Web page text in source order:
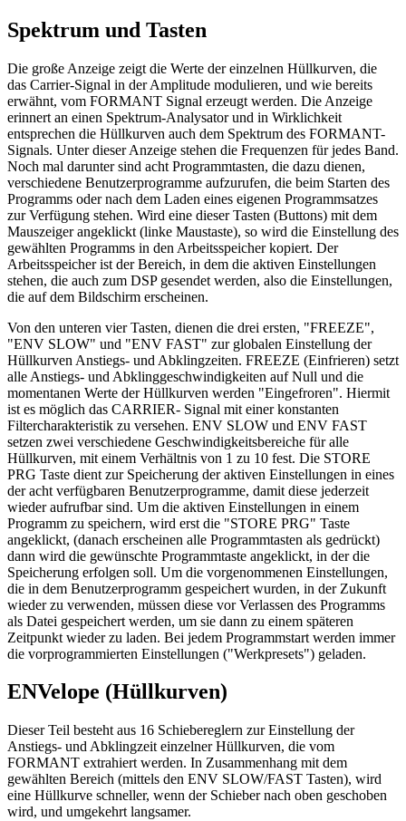
Spektrum und Tasten
Die große Anzeige zeigt die Werte der einzelnen Hüllkurven, die
das Carrier-Signal in der Amplitude modulieren, und wie bereits
erwähnt, vom FORMANT Signal erzeugt werden. Die Anzeige
erinnert an einen Spektrum-Analysator und in Wirklichkeit
entsprechen die Hüllkurven auch dem Spektrum des FORMANT-
Signals. Unter dieser Anzeige stehen die Frequenzen für jedes Band.
Noch mal darunter sind acht Programmtasten, die dazu dienen,
verschiedene Benutzerprogramme aufzurufen, die beim Starten des
Programms oder nach dem Laden eines eigenen Programmsatzes
zur Verfügung stehen. Wird eine dieser Tasten (Buttons) mit dem
Mauszeiger angeklickt (linke Maustaste), so wird die Einstellung des
gewählten Programms in den Arbeitsspeicher kopiert. Der
Arbeitsspeicher ist der Bereich, in dem die aktiven Einstellungen
stehen, die auch zum DSP gesendet werden, also die Einstellungen,
die auf dem Bildschirm erscheinen.
Von den unteren vier Tasten, dienen die drei ersten, "FREEZE",
"ENV SLOW" und "ENV FAST" zur globalen Einstellung der
Hüllkurven Anstiegs- und Abklingzeiten. FREEZE (Einfrieren) setzt
alle Anstiegs- und Abklinggeschwindigkeiten auf Null und die
momentanen Werte der Hüllkurven werden "Eingefroren". Hiermit
ist es möglich das CARRIER- Signal mit einer konstanten
Filtercharakteristik zu versehen. ENV SLOW und ENV FAST
setzen zwei verschiedene Geschwindigkeitsbereiche für alle
Hüllkurven, mit einem Verhältnis von 1 zu 10 fest. Die STORE
PRG Taste dient zur Speicherung der aktiven Einstellungen in eines
der acht verfügbaren Benutzerprogramme, damit diese jederzeit
wieder aufrufbar sind. Um die aktiven Einstellungen in einem
Programm zu speichern, wird erst die "STORE PRG" Taste
angeklickt, (danach erscheinen alle Programmtasten als gedrückt)
dann wird die gewünschte Programmtaste angeklickt, in der die
Speicherung erfolgen soll. Um die vorgenommenen Einstellungen,
die in dem Benutzerprogramm gespeichert wurden, in der Zukunft
wieder zu verwenden, müssen diese vor Verlassen des Programms
als Datei gespeichert werden, um sie dann zu einem späteren
Zeitpunkt wieder zu laden. Bei jedem Programmstart werden immer
die vorprogrammierten Einstellungen ("Werkpresets") geladen.
ENVelope (Hüllkurven)
Dieser Teil besteht aus 16 Schiebereglern zur Einstellung der
Anstiegs- und Abklingzeit einzelner Hüllkurven, die vom
FORMANT extrahiert werden. In Zusammenhang mit dem
gewählten Bereich (mittels den ENV SLOW/FAST Tasten), wird
eine Hüllkurve schneller, wenn der Schieber nach oben geschoben
wird, und umgekehrt langsamer.